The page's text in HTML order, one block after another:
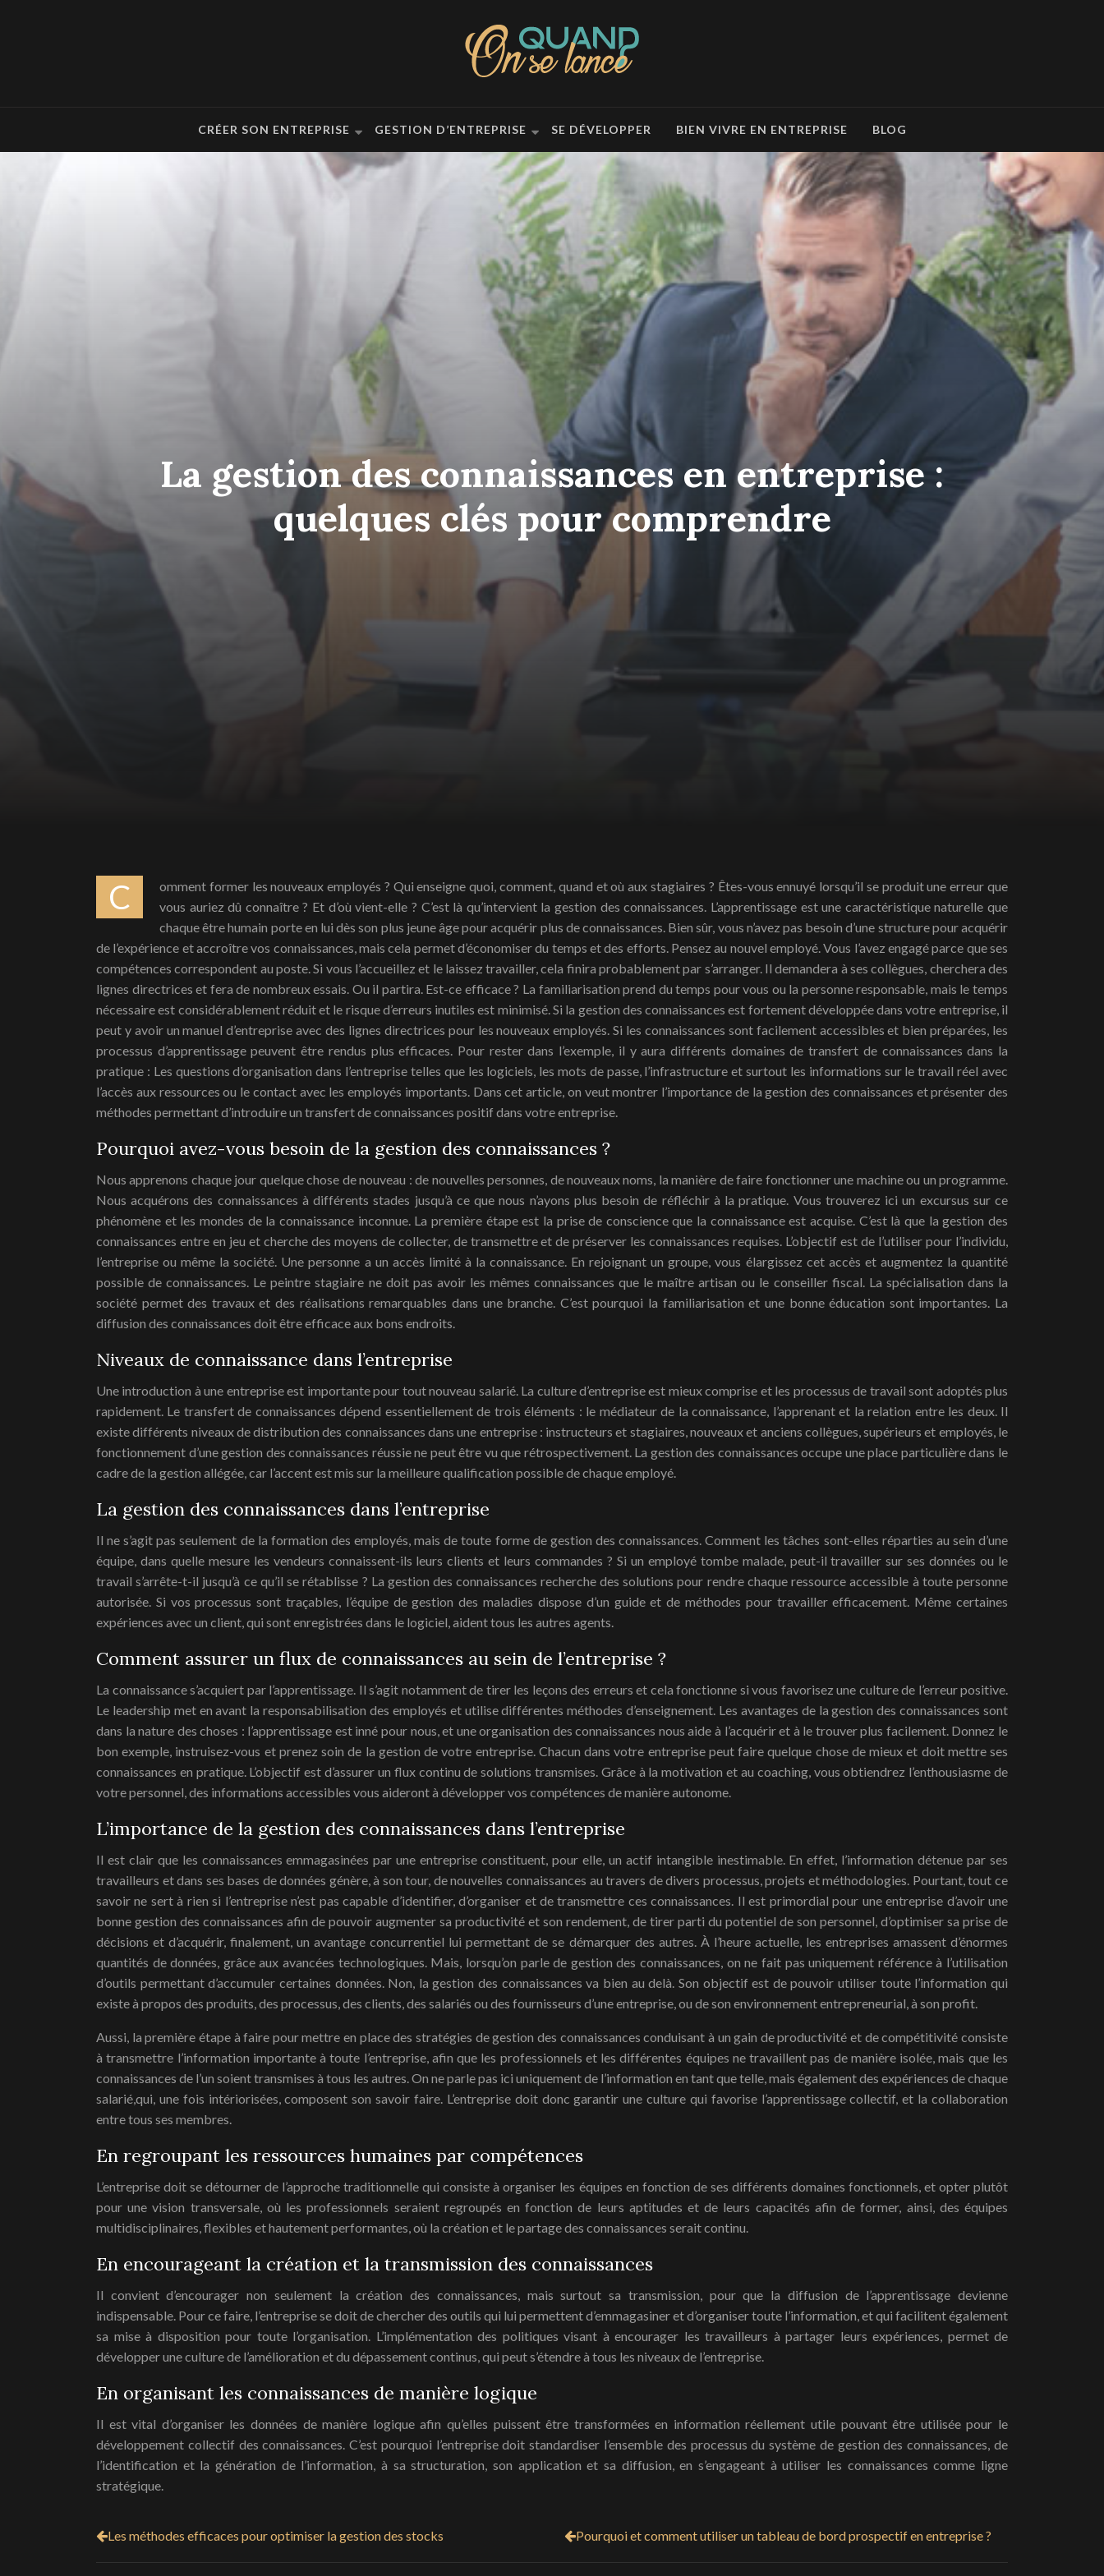
CRÉER SON ENTREPRISE GESTION D’ENTREPRISE SE DÉVELOPPER BIEN VIVRE EN ENTREPRISE BLOG
La gestion des connaissances en entreprise :
quelques clés pour comprendre
Comment former les nouveaux employés ? Qui enseigne quoi, comment, quand et où aux stagiaires ? Êtes-vous ennuyé lorsqu’il se produit une erreur que
vous auriez dû connaître ? Et d’où vient-elle ? C’est là qu’intervient la gestion des connaissances. L’apprentissage est une caractéristique naturelle que
chaque être humain porte en lui dès son plus jeune âge pour acquérir plus de connaissances. Bien sûr, vous n’avez pas besoin d’une structure pour acquérir
de l’expérience et accroître vos connaissances, mais cela permet d’économiser du temps et des efforts. Pensez au nouvel employé. Vous l’avez engagé parce que ses
compétences correspondent au poste. Si vous l’accueillez et le laissez travailler, cela finira probablement par s’arranger. Il demandera à ses collègues, cherchera des
lignes directrices et fera de nombreux essais. Ou il partira. Est-ce efficace ? La familiarisation prend du temps pour vous ou la personne responsable, mais le temps
nécessaire est considérablement réduit et le risque d’erreurs inutiles est minimisé. Si la gestion des connaissances est fortement développée dans votre entreprise, il
peut y avoir un manuel d’entreprise avec des lignes directrices pour les nouveaux employés. Si les connaissances sont facilement accessibles et bien préparées, les
processus d’apprentissage peuvent être rendus plus efficaces. Pour rester dans l’exemple, il y aura différents domaines de transfert de connaissances dans la
pratique : Les questions d’organisation dans l’entreprise telles que les logiciels, les mots de passe, l’infrastructure et surtout les informations sur le travail réel avec
l’accès aux ressources ou le contact avec les employés importants. Dans cet article, on veut montrer l’importance de la gestion des connaissances et présenter des
méthodes permettant d’introduire un transfert de connaissances positif dans votre entreprise.
Pourquoi avez-vous besoin de la gestion des connaissances ?
Nous apprenons chaque jour quelque chose de nouveau : de nouvelles personnes, de nouveaux noms, la manière de faire fonctionner une machine ou un programme.
Nous acquérons des connaissances à différents stades jusqu’à ce que nous n’ayons plus besoin de réfléchir à la pratique. Vous trouverez ici un excursus sur ce
phénomène et les mondes de la connaissance inconnue. La première étape est la prise de conscience que la connaissance est acquise. C’est là que la gestion des
connaissances entre en jeu et cherche des moyens de collecter, de transmettre et de préserver les connaissances requises. L’objectif est de l’utiliser pour l’individu,
l’entreprise ou même la société. Une personne a un accès limité à la connaissance. En rejoignant un groupe, vous élargissez cet accès et augmentez la quantité
possible de connaissances. Le peintre stagiaire ne doit pas avoir les mêmes connaissances que le maître artisan ou le conseiller fiscal. La spécialisation dans la
société permet des travaux et des réalisations remarquables dans une branche. C’est pourquoi la familiarisation et une bonne éducation sont importantes. La
diffusion des connaissances doit être efficace aux bons endroits.
Niveaux de connaissance dans l’entreprise
Une introduction à une entreprise est importante pour tout nouveau salarié. La culture d’entreprise est mieux comprise et les processus de travail sont adoptés plus
rapidement. Le transfert de connaissances dépend essentiellement de trois éléments : le médiateur de la connaissance, l’apprenant et la relation entre les deux. Il
existe différents niveaux de distribution des connaissances dans une entreprise : instructeurs et stagiaires, nouveaux et anciens collègues, supérieurs et employés, le
fonctionnement d’une gestion des connaissances réussie ne peut être vu que rétrospectivement. La gestion des connaissances occupe une place particulière dans le
cadre de la gestion allégée, car l’accent est mis sur la meilleure qualification possible de chaque employé.
La gestion des connaissances dans l’entreprise
Il ne s’agit pas seulement de la formation des employés, mais de toute forme de gestion des connaissances. Comment les tâches sont-elles réparties au sein d’une
équipe, dans quelle mesure les vendeurs connaissent-ils leurs clients et leurs commandes ? Si un employé tombe malade, peut-il travailler sur ses données ou le
travail s’arrête-t-il jusqu’à ce qu’il se rétablisse ? La gestion des connaissances recherche des solutions pour rendre chaque ressource accessible à toute personne
autorisée. Si vos processus sont traçables, l’équipe de gestion des maladies dispose d’un guide et de méthodes pour travailler efficacement. Même certaines
expériences avec un client, qui sont enregistrées dans le logiciel, aident tous les autres agents.
Comment assurer un flux de connaissances au sein de l’entreprise ?
La connaissance s’acquiert par l’apprentissage. Il s’agit notamment de tirer les leçons des erreurs et cela fonctionne si vous favorisez une culture de l’erreur positive.
Le leadership met en avant la responsabilisation des employés et utilise différentes méthodes d’enseignement. Les avantages de la gestion des connaissances sont
dans la nature des choses : l’apprentissage est inné pour nous, et une organisation des connaissances nous aide à l’acquérir et à le trouver plus facilement. Donnez le
bon exemple, instruisez-vous et prenez soin de la gestion de votre entreprise. Chacun dans votre entreprise peut faire quelque chose de mieux et doit mettre ses
connaissances en pratique. L’objectif est d’assurer un flux continu de solutions transmises. Grâce à la motivation et au coaching, vous obtiendrez l’enthousiasme de
votre personnel, des informations accessibles vous aideront à développer vos compétences de manière autonome.
L’importance de la gestion des connaissances dans l’entreprise
Il est clair que les connaissances emmagasinées par une entreprise constituent, pour elle, un actif intangible inestimable. En effet, l’information détenue par ses
travailleurs et dans ses bases de données génère, à son tour, de nouvelles connaissances au travers de divers processus, projets et méthodologies. Pourtant, tout ce
savoir ne sert à rien si l’entreprise n’est pas capable d’identifier, d’organiser et de transmettre ces connaissances. Il est primordial pour une entreprise d’avoir une
bonne gestion des connaissances afin de pouvoir augmenter sa productivité et son rendement, de tirer parti du potentiel de son personnel, d’optimiser sa prise de
décisions et d’acquérir, finalement, un avantage concurrentiel lui permettant de se démarquer des autres. À l’heure actuelle, les entreprises amassent d’énormes
quantités de données, grâce aux avancées technologiques. Mais, lorsqu’on parle de gestion des connaissances, on ne fait pas uniquement référence à l’utilisation
d’outils permettant d’accumuler certaines données. Non, la gestion des connaissances va bien au delà. Son objectif est de pouvoir utiliser toute l’information qui
existe à propos des produits, des processus, des clients, des salariés ou des fournisseurs d’une entreprise, ou de son environnement entrepreneurial, à son profit.
Aussi, la première étape à faire pour mettre en place des stratégies de gestion des connaissances conduisant à un gain de productivité et de compétitivité consiste
à transmettre l’information importante à toute l’entreprise, afin que les professionnels et les différentes équipes ne travaillent pas de manière isolée, mais que les
connaissances de l’un soient transmises à tous les autres. On ne parle pas ici uniquement de l’information en tant que telle, mais également des expériences de chaque
salarié,qui, une fois intériorisées, composent son savoir faire. L’entreprise doit donc garantir une culture qui favorise l’apprentissage collectif, et la collaboration
entre tous ses membres.
En regroupant les ressources humaines par compétences
L’entreprise doit se détourner de l’approche traditionnelle qui consiste à organiser les équipes en fonction de ses différents domaines fonctionnels, et opter plutôt
pour une vision transversale, où les professionnels seraient regroupés en fonction de leurs aptitudes et de leurs capacités afin de former, ainsi, des équipes
multidisciplinaires, flexibles et hautement performantes, où la création et le partage des connaissances serait continu.
En encourageant la création et la transmission des connaissances
Il convient d’encourager non seulement la création des connaissances, mais surtout sa transmission, pour que la diffusion de l’apprentissage devienne
indispensable. Pour ce faire, l’entreprise se doit de chercher des outils qui lui permettent d’emmagasiner et d’organiser toute l’information, et qui facilitent également
sa mise à disposition pour toute l’organisation. L’implémentation des politiques visant à encourager les travailleurs à partager leurs expériences, permet de
développer une culture de l’amélioration et du dépassement continus, qui peut s’étendre à tous les niveaux de l’entreprise.
En organisant les connaissances de manière logique
Il est vital d’organiser les données de manière logique afin qu’elles puissent être transformées en information réellement utile pouvant être utilisée pour le
développement collectif des connaissances. C’est pourquoi l’entreprise doit standardiser l’ensemble des processus du système de gestion des connaissances, de
l’identification et la génération de l’information, à sa structuration, son application et sa diffusion, en s’engageant à utiliser les connaissances comme ligne
stratégique.
Les méthodes efficaces pour optimiser la gestion des stocks Pourquoi et comment utiliser un tableau de bord prospectif en entreprise ?